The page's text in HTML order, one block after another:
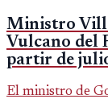
Ministro
Vulcano del
partir de
El ministro de